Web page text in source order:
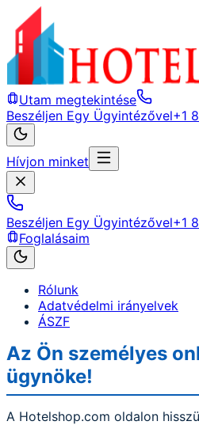
Utam megtekintése
Beszéljen Egy Ügyintézővel+1
Hívjon minket
Beszéljen Egy Ügyintézővel+1
Foglalásaim
Rólunk
Adatvédelmi irányelvek
ÁSZF
Az Ön személyes
ügynöke!
A Hotelshop.com oldalon